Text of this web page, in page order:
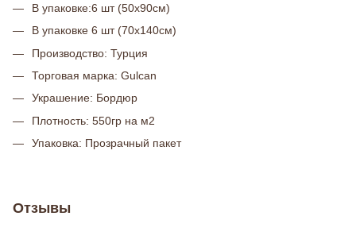
В упаковке:6 шт (50х90см)
В упаковке 6 шт (70х140см)
Производство: Турция
Торговая марка: Gulcan
Украшение: Бордюр
Плотность: 550гр на м2
Упаковка: Прозрачный пакет
Отзывы